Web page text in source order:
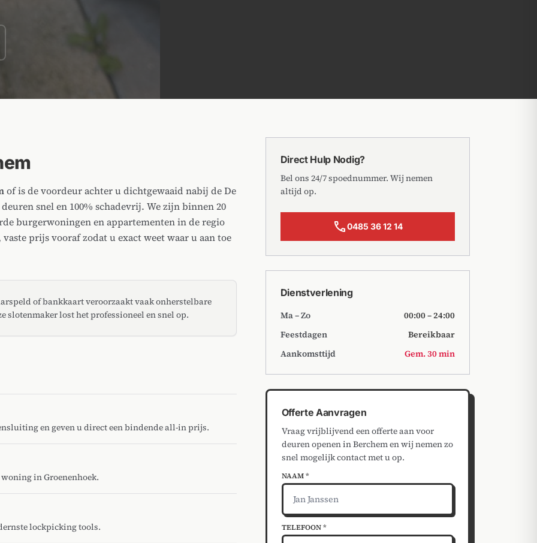
of is de voordeur achter u dichtgewaaid nabij de De
snel en 100% schadevrij. We zijn binnen 20
burgerwoningen en appartementen in de regio
prijs vooraf zodat u exact weet waar u aan toe
of bankkaart veroorzaakt vaak onherstelbare
slotenmaker lost het professioneel en snel op.
en geven u direct een bindende all-in prijs.
in Groenenhoek.
lockpicking tools.
Direct Hulp Nodig?
Bel ons 24/7 spoednummer. Wij nemen
altijd op.
call0485 36 12 14
Dienstverlening
Ma – Zo
00:00 – 24:00
Feestdagen
Bereikbaar
Aankomsttijd
Gem. 30 min
Offerte Aanvragen
Vraag vrijblijvend een offerte aan voor
deuren openen in Berchem en wij nemen zo
snel mogelijk contact met u op.
NAAM *
TELEFOON *